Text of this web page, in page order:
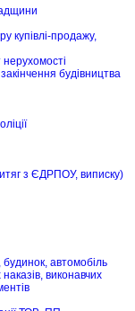
купівлі-продажу,
нерухомості
будівництва
з ЄДРПОУ, виписку)
автомобіль
виконавчих